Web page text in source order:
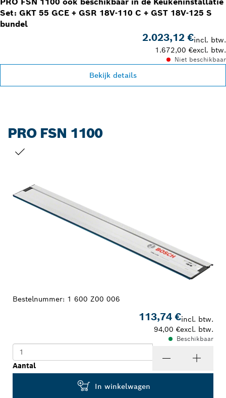
Set: GKT 55 GCE + GSR 18V-110 C + GST 18V-125 S
bundel
2.023,12 €incl. btw.
1.672,00 €excl. btw.
Niet beschikbaar
Bekijk details
PRO FSN 1100
Bestelnummer: 1 600 Z00 006
113,74 €incl. btw.
94,00 €excl. btw.
Beschikbaar
Aantal
In winkelwagen